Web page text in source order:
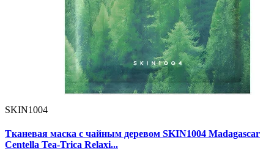
SKIN1004
Тканевая маска с чайным деревом SKIN1004 Madagascar
Centella Tea-Trica Relaxi...